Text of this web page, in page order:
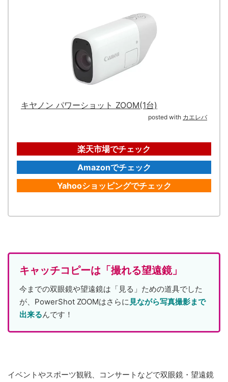
キヤノン パワーショット ZOOM(1台)
posted with カエレバ
楽天市場でチェック
Amazonでチェック
Yahooショッピングでチェック
キャッチコピーは「撮れる望遠鏡」
今までの双眼鏡や望遠鏡は「見る」ための道具でした
が、PowerShot ZOOMはさらに見ながら写真撮影まで
出来るんです！
イベントやスポーツ観戦、コンサートなどで双眼鏡・望遠鏡